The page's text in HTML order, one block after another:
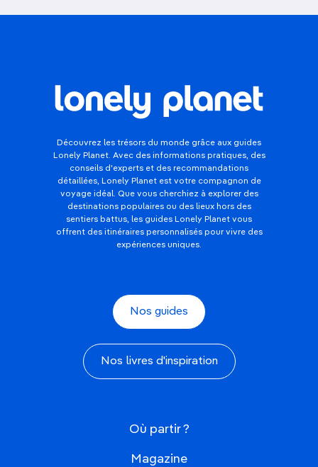
Découvrez les trésors du monde grâce aux guides
Lonely Planet. Avec des informations pratiques, des
conseils d'experts et des recommandations
détaillées, Lonely Planet est votre compagnon de
voyage idéal. Que vous cherchiez à explorer des
destinations populaires ou des lieux hors des
sentiers battus, les guides Lonely Planet vous
offrent des itinéraires personnalisés pour vivre des
expériences uniques.
Nos guides
Nos livres d'inspiration
Où partir ?
Magazine